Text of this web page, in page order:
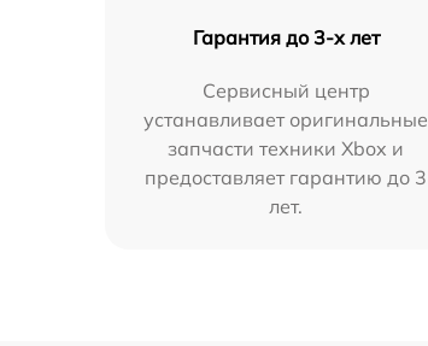
Гарантия до 3-х лет
Сервисный центр
устанавливает оригинальные
запчасти техники Xbox и
предоставляет гарантию до 3
лет.